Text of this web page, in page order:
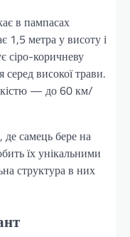
в пампасах
1,5 метра у висоту і
сіро-коричневу
високої трави.
— до 60 км/
самець бере на
їх унікальними
структура в них